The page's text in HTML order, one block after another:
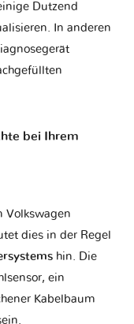
Dutzend
In anderen
bei Ihrem
Volkswagen
dies in der Regel
hin. Die
ein
Kabelbaum